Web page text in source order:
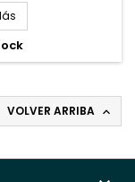
VOLVER ARRIBA 